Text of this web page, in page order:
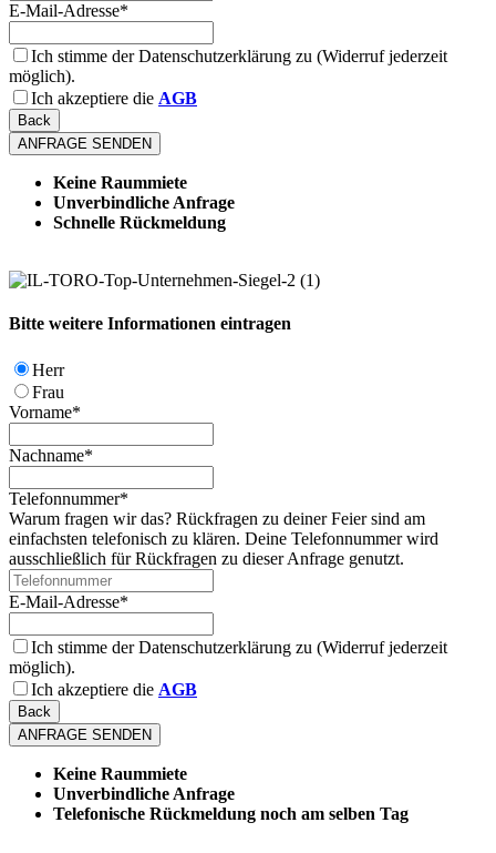
E-Mail-Adresse*
Ich stimme der Datenschutzerklärung zu (Widerruf jederzeit
möglich).
Ich akzeptiere die AGB
Back
ANFRAGE SENDEN
Keine Raummiete
Unverbindliche Anfrage
Schnelle Rückmeldung
Bitte weitere Informationen eintragen
Herr
Frau
Vorname*
Nachname*
Telefonnummer*
Warum fragen wir das? Rückfragen zu deiner Feier sind am
einfachsten telefonisch zu klären. Deine Telefonnummer wird
ausschließlich für Rückfragen zu dieser Anfrage genutzt.
E-Mail-Adresse*
Ich stimme der Datenschutzerklärung zu (Widerruf jederzeit
möglich).
Ich akzeptiere die AGB
Back
ANFRAGE SENDEN
Keine Raummiete
Unverbindliche Anfrage
Telefonische Rückmeldung noch am selben Tag